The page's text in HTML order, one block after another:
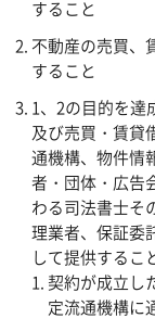
すること
不動産の売買、
すること
1、2の目的を達
及び売買・賃貸
通機構、物件情
者・団体・広告
わる司法書士そ
理業者、保証委
して提供するこ
契約が成立し
定流通機構に